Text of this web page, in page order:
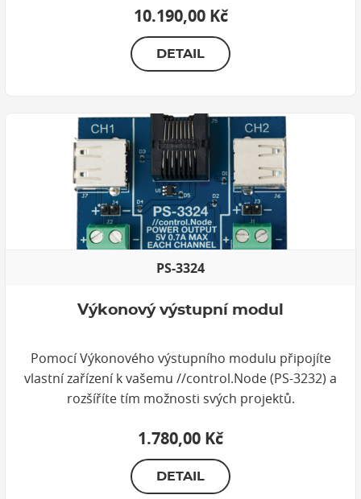
10.190,00 Kč
DETAIL
PS-3324
Výkonový výstupní modul
Pomocí Výkonového výstupního modulu připojíte
vlastní zařízení k vašemu //control.Node (PS-3232) a
rozšíříte tím možnosti svých projektů.
1.780,00 Kč
DETAIL